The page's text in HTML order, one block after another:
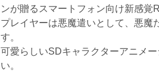
ンが贈るスマートフォン向け新感覚
プレイヤーは悪魔遣いとして、悪魔
す。
可愛らしいSDキャラクターアニメ
い。